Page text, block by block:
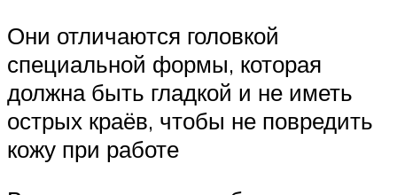
Они отличаются головкой
специальной формы, которая
должна быть гладкой и не иметь
острых краёв, чтобы не повредить
кожу при работе